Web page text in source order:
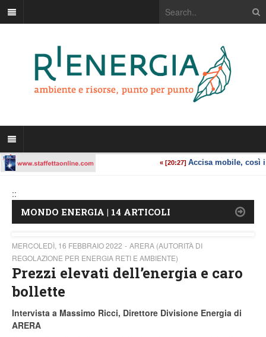
::
MONDO ENERGIA | 14 ARTICOLI
MERCOLEDÌ, 16 FEBBRAIO 2022
ARERA (AUTORITÀ DI
REGOLAZIONE PER ENERGIA RETI E AMBIENTE)
Prezzi elevati dell’energia e caro
bollette
Intervista a Massimo Ricci, Direttore Divisione Energia di
ARERA